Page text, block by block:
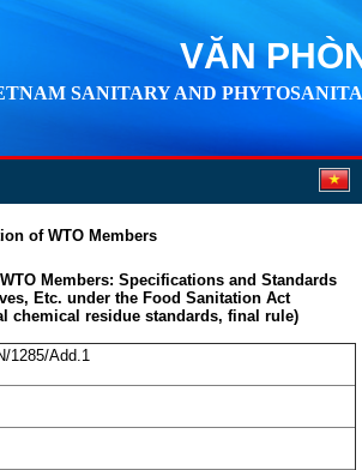
VĂN
SANITARY AND
of WTO Members
Members: Specifications and Standards
Etc. under the Food Sanitation Act
chemical residue standards, final rule)
1285/Add.1